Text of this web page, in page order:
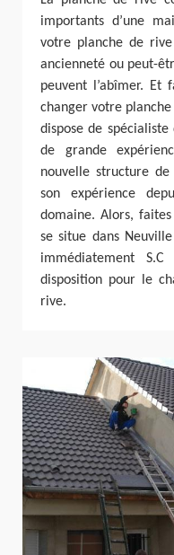
importants d’une
votre planche de
ancienneté ou peut-
peuvent l’abîmer. Et
changer votre planche
dispose de
de grande
nouvelle structure
son expérience
domaine. Alors,
se situe dans
immédiatement
disposition pour le
rive.